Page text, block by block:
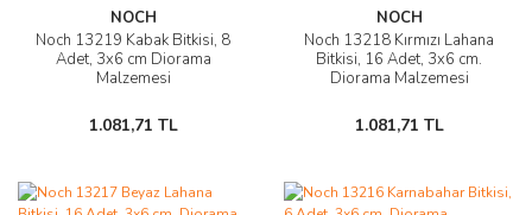
NOCH
Noch 13219 Kabak Bitkisi, 8
Adet, 3x6 cm Diorama
Malzemesi
1.081,71 TL
NOCH
Noch 13218 Kırmızı Lahana
Bitkisi, 16 Adet, 3x6 cm.
Diorama Malzemesi
1.081,71 TL